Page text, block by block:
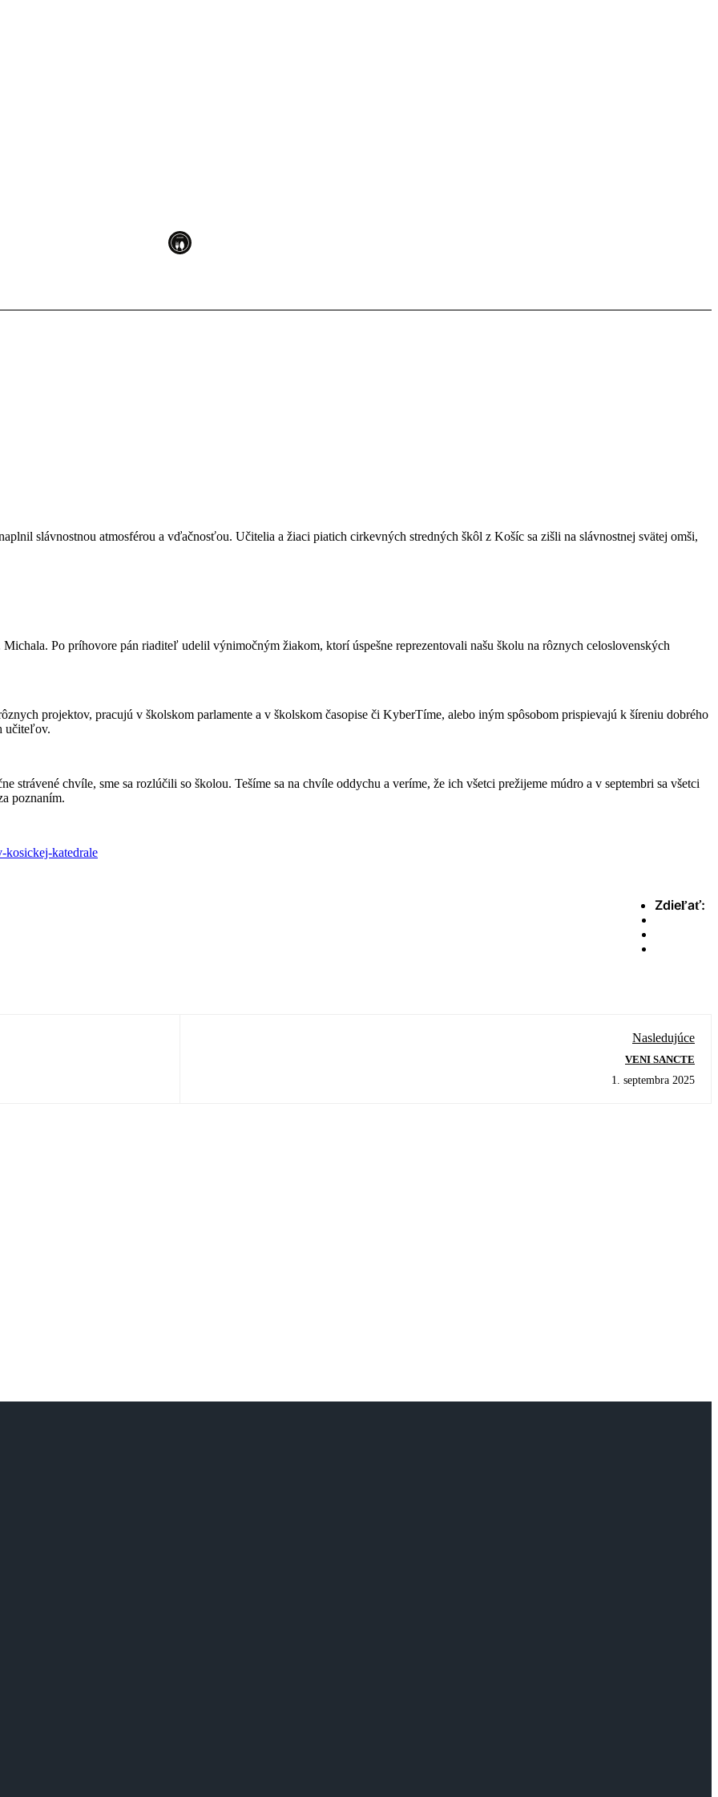
slávnostnou atmosférou a vďačnosťou. Učitelia a žiaci piatich cirkevných stredných škôl z Košíc sa zišli na slávnostnej svätej omši,
Po príhovore pán riaditeľ udelil výnimočným žiakom, ktorí úspešne reprezentovali našu školu na rôznych celoslovenských
projektov, pracujú v školskom parlamente a v školskom časopise či KyberTíme, alebo iným spôsobom prispievajú k šíreniu dobrého
učiteľov.
strávené chvíle, sme sa rozlúčili so školou. Tešíme sa na chvíle oddychu a veríme, že ich všetci prežijeme múdro a v septembri sa všetci
poznaním.
kosickej-katedrale
Zdieľať:
Nasledujúce
VENI SANCTE
1. septembra 2025